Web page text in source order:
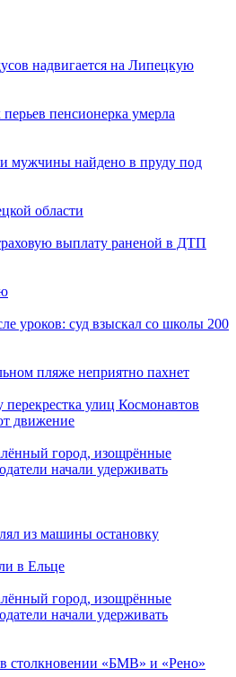
надвигается на Липецкую
пенсионерка умерла
мужчины найдено в пруду под
области
выплату раненой в ДТП
уроков: суд взыскал со школы 200
пляже неприятно пахнет
улиц Космонавтов
движение
город, изощрённые
начали удерживать
из машины остановку
в Ельце
город, изощрённые
начали удерживать
в столкновении «БМВ» и «Рено»